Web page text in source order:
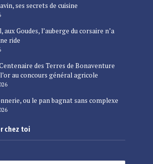
ses secrets de cuisine
aux Goudes, l’auberge du corsaire n’a
ride
des Terres de Bonaventure
au concours général agricole
ou le pan bagnat sans complexe
chez toi